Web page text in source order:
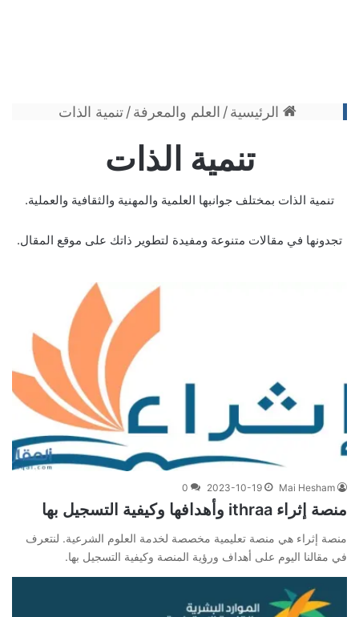
الرئيسية/ العلم والمعرفة/تنمية الذات
تنمية الذات
تنمية الذات بمختلف جوانبها العلمية والمهنية والثقافية والعملية.
تجدونها في مقالات متنوعة ومفيدة لتطوير ذاتك على موقع المقال.
Mai Hesham
2023-10-19
0
منصة إثراء ithraa وأهدافها وكيفية التسجيل بها
منصة إثراء هي منصة تعليمية مخصصة لخدمة العلوم الشرعية. لنتعرف
في مقالنا اليوم على أهداف ورؤية المنصة وكيفية التسجيل بها.